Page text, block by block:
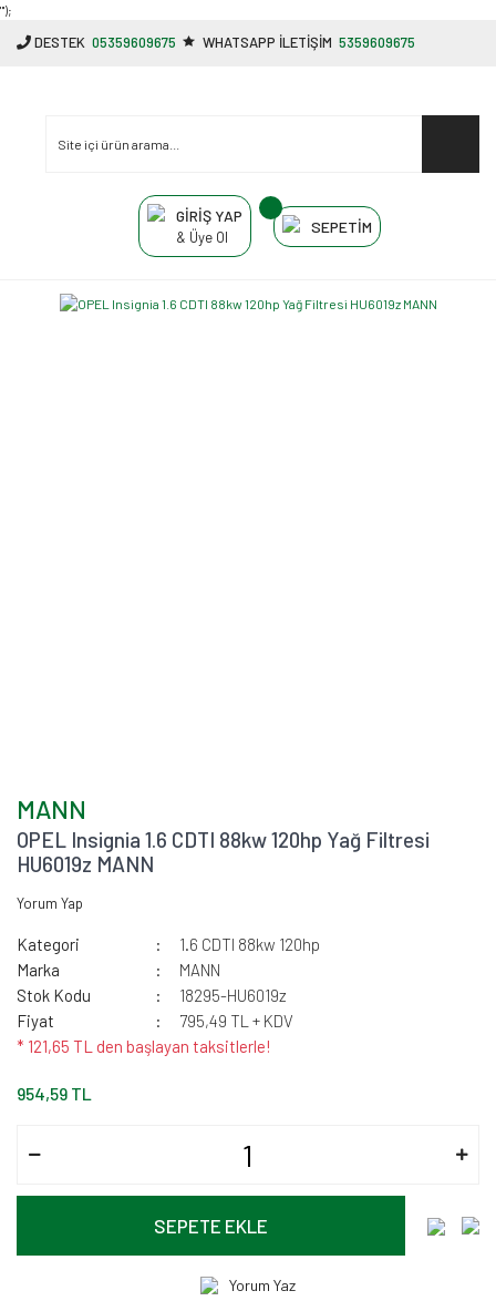
"');
DESTEK 05359609675 WHATSAPP İLETİŞİM 5359609675
GİRİŞ YAP
& Üye Ol
SEPETİM
MANN
OPEL Insignia 1.6 CDTI 88kw 120hp Yağ Filtresi
HU6019z MANN
Yorum Yap
Kategori
1.6 CDTI 88kw 120hp
Marka
MANN
Stok Kodu
18295-HU6019z
Fiyat
795,49 TL + KDV
* 121,65 TL den başlayan taksitlerle!
954,59 TL
SEPETE EKLE
Yorum Yaz